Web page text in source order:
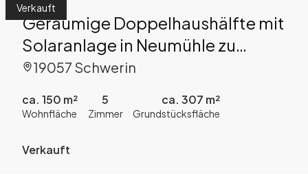
Verkauft
Geräumige Doppelhaushälfte mit
Solaranlage in Neumühle zu
kaufen!
19057 Schwerin
ca. 150 m²
Wohnfläche
5
Zimmer
ca. 307 m²
Grundstücksfläche
Verkauft